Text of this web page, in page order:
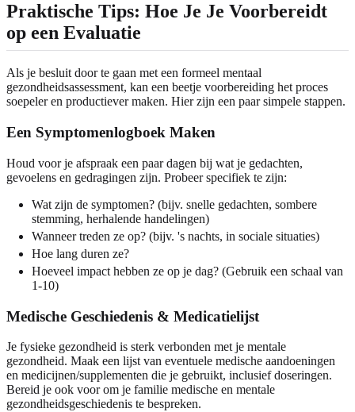
Praktische Tips: Hoe Je Je Voorbereidt
op een Evaluatie
Als je besluit door te gaan met een formeel mentaal
gezondheidsassessment, kan een beetje voorbereiding het proces
soepeler en productiever maken. Hier zijn een paar simpele stappen.
Een Symptomenlogboek Maken
Houd voor je afspraak een paar dagen bij wat je gedachten,
gevoelens en gedragingen zijn. Probeer specifiek te zijn:
Wat zijn de symptomen? (bijv. snelle gedachten, sombere
stemming, herhalende handelingen)
Wanneer treden ze op? (bijv. 's nachts, in sociale situaties)
Hoe lang duren ze?
Hoeveel impact hebben ze op je dag? (Gebruik een schaal van
1-10)
Medische Geschiedenis & Medicatielijst
Je fysieke gezondheid is sterk verbonden met je mentale
gezondheid. Maak een lijst van eventuele medische aandoeningen
en medicijnen/supplementen die je gebruikt, inclusief doseringen.
Bereid je ook voor om je familie medische en mentale
gezondheidsgeschiedenis te bespreken.